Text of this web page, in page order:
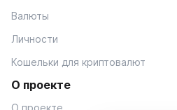
Валюты
Личности
Кошельки для криптовалют
О проекте